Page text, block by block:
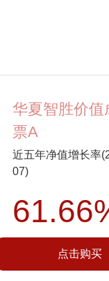
华夏智胜价值
票A
近五年净值增长率
07)
点击购买